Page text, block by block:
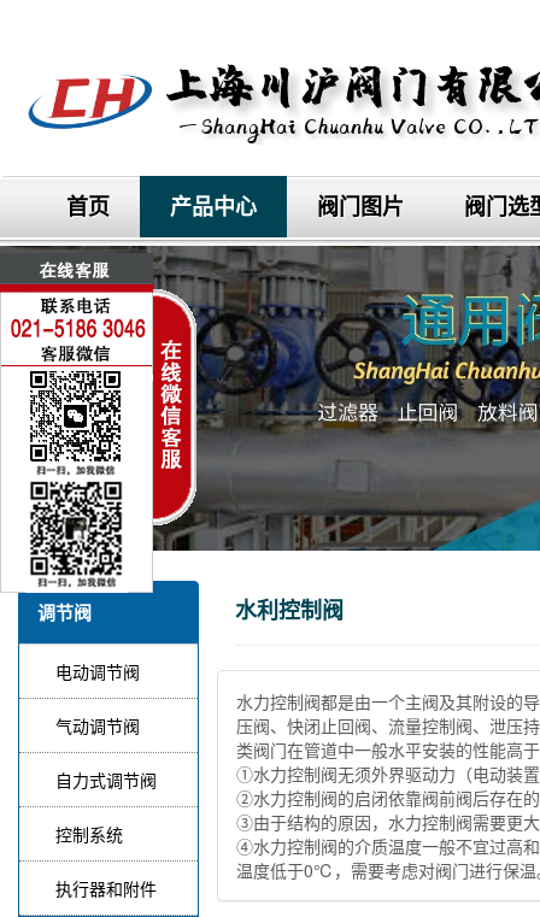
首页 产品中心 阀门图片 阀门选
调节阀
电动调节阀
气动调节阀
自力式调节阀
控制系统
执行器和附件
水利控制阀
水力控制阀都是由一个主阀及其附设的
压阀、快闭止回阀、流量控制阀、泄压
类阀门在管道中一般水平安装的性能高
①水力控制阀无须外界驱动力（电动装
②水力控制阀的启闭依靠阀前阀后存在
③由于结构的原因，水力控制阀需要更
④水力控制阀的介质温度一般不宜过高
温度低于0℃，需要考虑对阀门进行保温